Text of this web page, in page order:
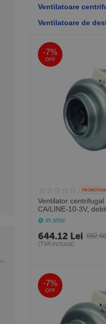
Ventilatoare
Ventilatoare de
-7%
OFF
Ventilator centrifugal
CA/LINE-10-3V,
mc/h pentru
Sodeca Spania
in stoc
692.60
644.12 Lei
(TVA inclusa)
-7%
OFF